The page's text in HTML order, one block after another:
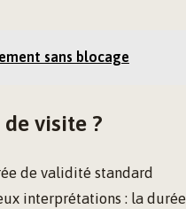
sans blocage
visite ?
de validité standard
interprétations : la durée